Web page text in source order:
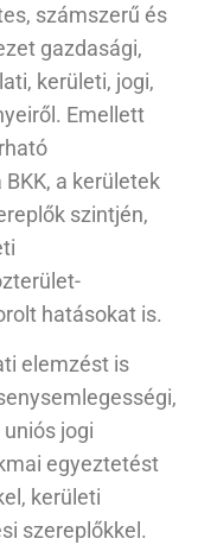
számszerű és
gazdasági,
kerületi, jogi,
Emellett
a kerületek
szintjén,
hatásokat is.
elemzést is
jogi
egyeztetést
kerületi
szereplőkkel.